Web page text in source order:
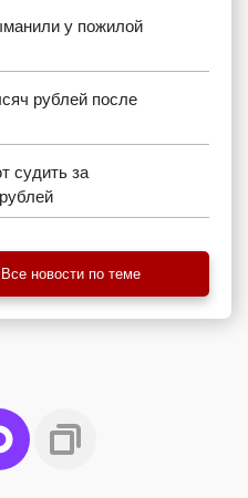
у пожилой
рублей после
судить за
Все новости по теме